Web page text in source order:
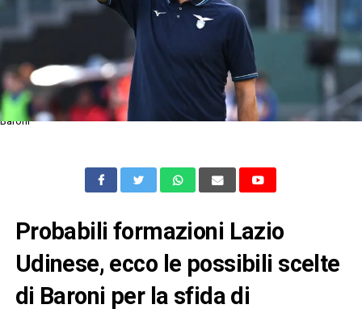
Baroni
Probabili formazioni Lazio
Udinese, ecco le possibili scelte
di Baroni per la sfida di